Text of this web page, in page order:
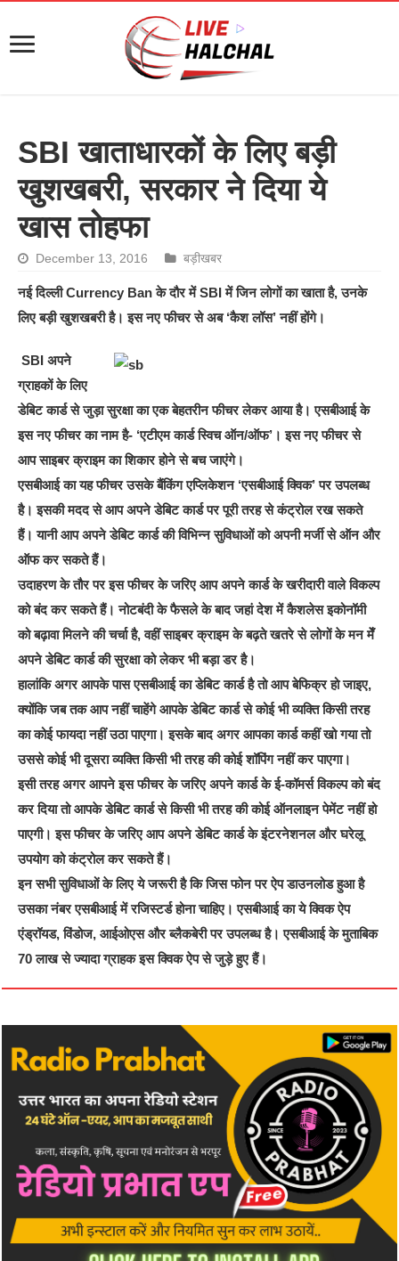
SBI खाताधारकों के लिए बड़ी
खुशखबरी, सरकार ने दिया ये
खास तोहफा
December 13, 2016 बड़ीखबर
नई दिल्ली Currency Ban के दौर में SBI में जिन लोगों का खाता है, उनके
लिए बड़ी खुशखबरी है। इस नए फीचर से अब ‘कैश लॉस’ नहीं होंगे।
SBI अपने
ग्राहकों के लिए
डेबिट कार्ड से जुड़ा सुरक्षा का एक बेहतरीन फीचर लेकर आया है। एसबीआई के
इस नए फीचर का नाम है- ‘एटीएम कार्ड स्विच ऑन/ऑफ’। इस नए फीचर से
आप साइबर क्राइम का शिकार होने से बच जाएंगे।
एसबीआई का यह फीचर उसके बैंकिंग एप्लिकेशन ‘एसबीआई क्विक’ पर उपलब्ध
है। इसकी मदद से आप अपने डेबिट कार्ड पर पूरी तरह से कंट्रोल रख सकते
हैं। यानी आप अपने डेबिट कार्ड की विभिन्न सुविधाओं को अपनी मर्जी से ऑन और
ऑफ कर सकते हैं।
उदाहरण के तौर पर इस फीचर के जरिए आप अपने कार्ड के खरीदारी वाले विकल्प
को बंद कर सकते हैं। नोटबंदी के फैसले के बाद जहां देश में कैशलेस इकोनॉमी
को बढ़ावा मिलने की चर्चा है, वहीं साइबर क्राइम के बढ़ते खतरे से लोगों के मन मेँ
अपने डेबिट कार्ड की सुरक्षा को लेकर भी बड़ा डर है।
हालांकि अगर आपके पास एसबीआई का डेबिट कार्ड है तो आप बेफिक्र हो जाइए,
क्योंकि जब तक आप नहीं चाहेंगे आपके डेबिट कार्ड से कोई भी व्यक्ति किसी तरह
का कोई फायदा नहीं उठा पाएगा। इसके बाद अगर आपका कार्ड कहीं खो गया तो
उससे कोई भी दूसरा व्यक्ति किसी भी तरह की कोई शॉपिंग नहीं कर पाएगा।
इसी तरह अगर आपने इस फीचर के जरिए अपने कार्ड के ई-कॉमर्स विकल्प को बंद
कर दिया तो आपके डेबिट कार्ड से किसी भी तरह की कोई ऑनलाइन पेमेंट नहीं हो
पाएगी। इस फीचर के जरिए आप अपने डेबिट कार्ड के इंटरनेशनल और घरेलू
उपयोग को कंट्रोल कर सकते हैं।
इन सभी सुविधाओं के लिए ये जरूरी है कि जिस फोन पर ऐप डाउनलोड हुआ है
उसका नंबर एसबीआई में रजिस्टर्ड होना चाहिए। एसबीआई का ये क्विक ऐप
एंड्रॉयड, विंडोज, आईओएस और ब्लैकबेरी पर उपलब्ध है। एसबीआई के मुताबिक
70 लाख से ज्यादा ग्राहक इस क्विक ऐप से जुड़े हुए हैं।